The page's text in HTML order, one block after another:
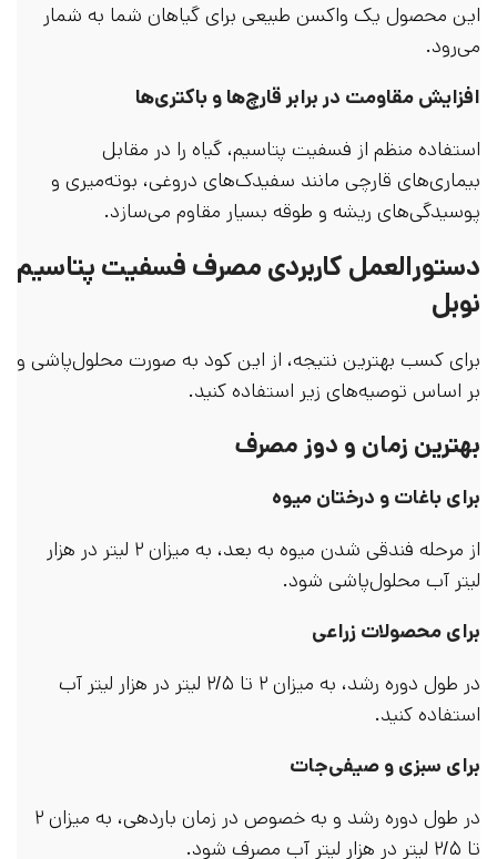
این محصول یک واکسن طبیعی برای گیاهان شما به شمار
می‌رود.
افزایش مقاومت در برابر قارچ‌ها و باکتری‌ها
استفاده منظم از فسفیت پتاسیم، گیاه را در مقابل
بیماری‌های قارچی مانند سفیدک‌های دروغی، بوته‌میری و
پوسیدگی‌های ریشه و طوقه بسیار مقاوم می‌سازد.
دستورالعمل کاربردی مصرف فسفیت پتاسیم
نوبل
برای کسب بهترین نتیجه، از این کود به صورت محلول‌پاشی و
بر اساس توصیه‌های زیر استفاده کنید.
بهترین زمان و دوز مصرف
برای باغات و درختان میوه
از مرحله فندقی شدن میوه به بعد، به میزان ۲ لیتر در هزار
لیتر آب محلول‌پاشی شود.
برای محصولات زراعی
در طول دوره رشد، به میزان ۲ تا ۲/۵ لیتر در هزار لیتر آب
استفاده کنید.
برای سبزی و صیفی‌جات
در طول دوره رشد و به خصوص در زمان باردهی، به میزان ۲
تا ۲/۵ لیتر در هزار لیتر آب مصرف شود.